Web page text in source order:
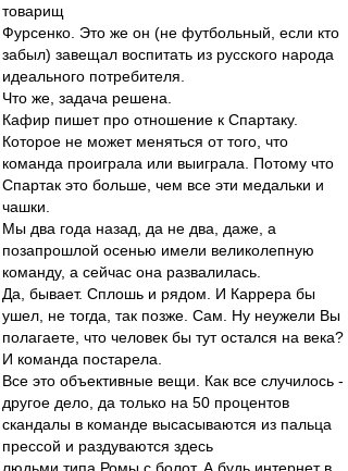
товарищ
Фурсенко. Это же он (не футбольный, если кто
забыл) завещал воспитать из русского народа
идеального потребителя.
Что же, задача решена.
Кафир пишет про отношение к Спартаку.
Которое не может меняться от того, что
команда проиграла или выиграла. Потому что
Спартак это больше, чем все эти медальки и
чашки.
Мы два года назад, да не два, даже, а
позапрошлой осенью имели великолепную
команду, а сейчас она развалилась.
Да, бывает. Сплошь и рядом. И Каррера бы
ушел, не тогда, так позже. Сам. Ну неужели Вы
полагаете, что человек бы тут остался на века?
И команда постарела.
Все это объективные вещи. Как все случилось -
другое дело, да только на 50 процентов
скандалы в команде высасываются из пальца
прессой и раздуваются здесь